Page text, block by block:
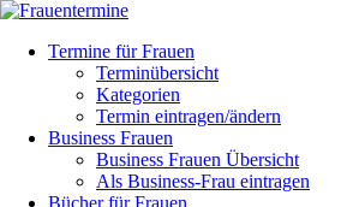
Termine für Frauen
Terminübersicht
Kategorien
Termin eintragen/ändern
Business Frauen
Business Frauen Übersicht
Als Business-Frau eintragen
Bücher für Frauen